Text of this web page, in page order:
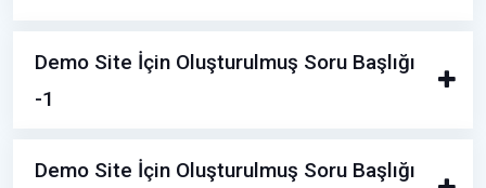
Demo Site İçin Oluşturulmuş Soru Başlığı
-1
Demo Site İçin Oluşturulmuş Soru Başlığı